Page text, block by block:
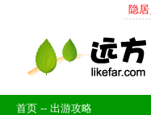
隐
首页 -- 出游攻略